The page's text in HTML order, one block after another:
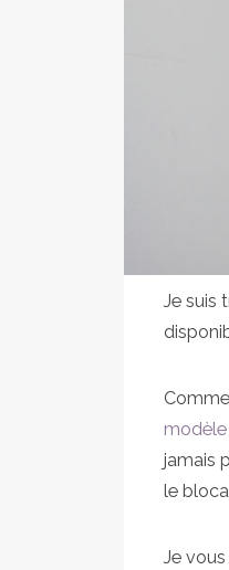
Je suis
jamais
le
Je